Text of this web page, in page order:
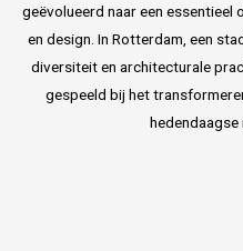
geëvolueerd naar een essentieel
en design. In Rotterdam, een
diversiteit en architecturale
gespeeld bij het
hedendaagse